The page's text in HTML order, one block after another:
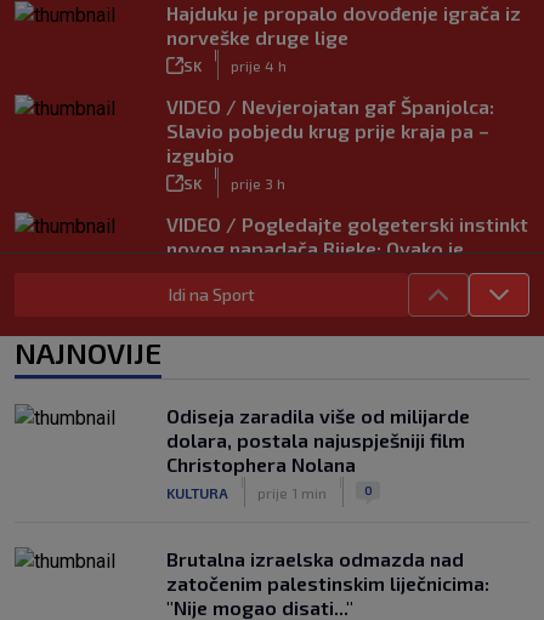
Hajduku je propalo dovođenje igrača iz
norveške druge lige
SK prije 4 h
VIDEO / Nevjerojatan gaf Španjolca:
Slavio pobjedu krug prije kraja pa –
izgubio
SK prije 3 h
VIDEO / Pogledajte golgeterski instinkt
novog napadača Rijeke: Ovako je
SK
|
prije 6 h
Idi na Sport
NAJNOVIJE
Odiseja zaradila više od milijarde
dolara, postala najuspješniji film
Christophera Nolana
KULTURA prije 1 min 0
Brutalna izraelska odmazda nad
zatočenim palestinskim liječnicima:
"Nije mogao disati..."